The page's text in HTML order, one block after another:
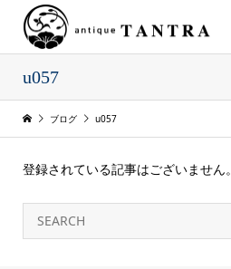
u057
ブログ u057
登録されている記事はございません。